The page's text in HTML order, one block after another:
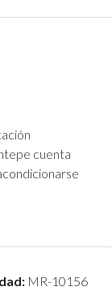
cuenta
MR-10156